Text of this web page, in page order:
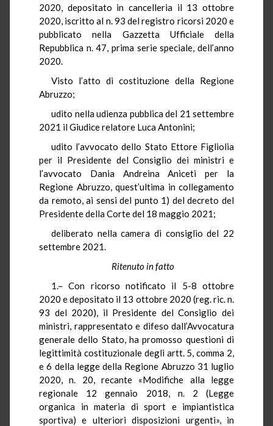
2020, depositato in cancelleria il 13 ottobre
2020, iscritto al n. 93 del registro ricorsi 2020 e
pubblicato nella Gazzetta Ufficiale della
Repubblica n. 47, prima serie speciale, dell’anno
2020.
Visto l’atto di costituzione della Regione
Abruzzo;
udito nella udienza pubblica del 21 settembre
2021 il Giudice relatore Luca Antonini;
udito l’avvocato dello Stato Ettore Figliolia
per il Presidente del Consiglio dei ministri e
l’avvocato Dania Andreina Aniceti per la
Regione Abruzzo, quest’ultima in collegamento
da remoto, ai sensi del punto 1) del decreto del
Presidente della Corte del 18 maggio 2021;
deliberato nella camera di consiglio del 22
settembre 2021.
Ritenuto in fatto
1.– Con ricorso notificato il 5-8 ottobre
2020 e depositato il 13 ottobre 2020 (reg. ric. n.
93 del 2020), il Presidente del Consiglio dei
ministri, rappresentato e difeso dall’Avvocatura
generale dello Stato, ha promosso questioni di
legittimità costituzionale degli artt. 5, comma 2,
e 6 della legge della Regione Abruzzo 31 luglio
2020, n. 20, recante «Modifiche alla legge
regionale 12 gennaio 2018, n. 2 (Legge
organica in materia di sport e impiantistica
sportiva) e ulteriori disposizioni urgenti», in